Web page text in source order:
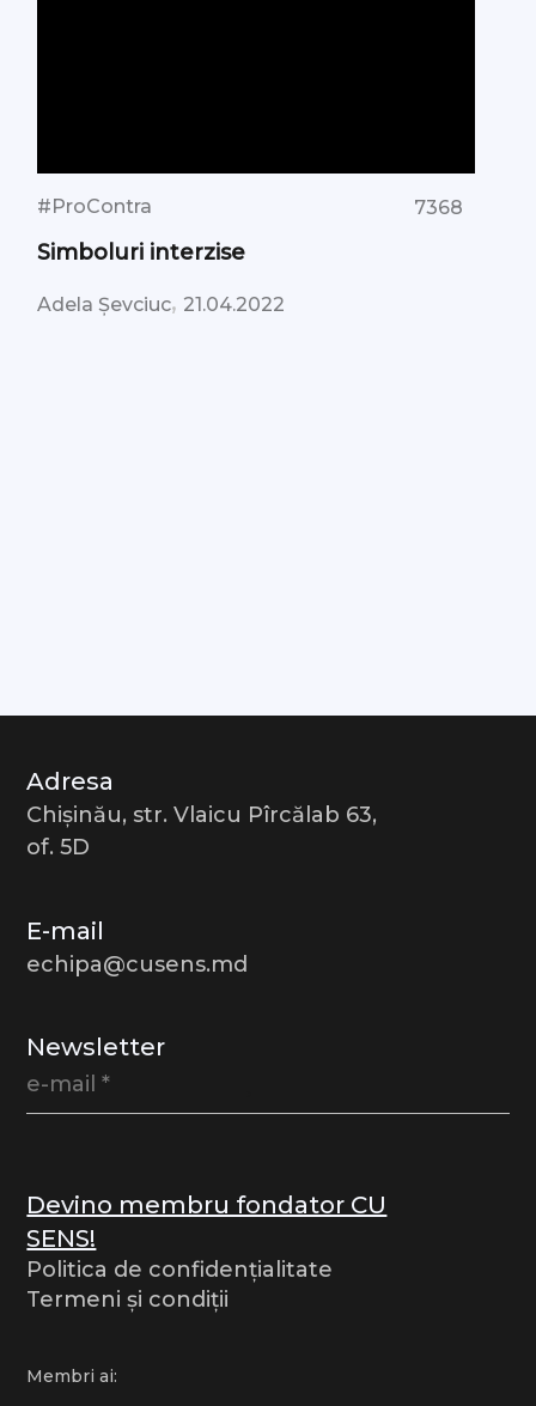
#ProContra 7368
Simboluri interzise
Adela Șevciuc, 21.04.2022
Adresa
Chișinău, str. Vlaicu Pîrcălab 63,
of. 5D
E-mail
echipa@cusens.md
Newsletter
Devino membru fondator CU
SENS!
Politica de confidențialitate
Termeni și condiții
Membri ai: